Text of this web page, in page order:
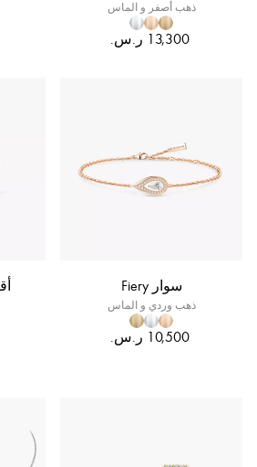
ذهب أصفر و الماس
‏13,300 ر.س.‏
سوار Fiery
ذهب وردي و الماس
‏10,500 ر.س.‏